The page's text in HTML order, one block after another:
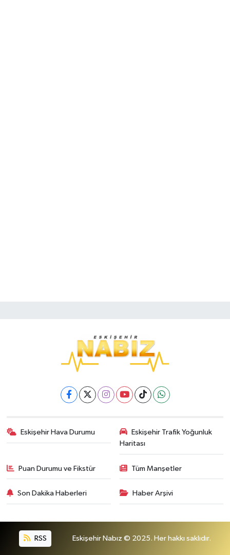
Eskişehir Hava Durumu
Eskişehir Trafik Yoğunluk
Haritası
Puan Durumu ve Fikstür Tüm Manşetler
Son Dakika Haberleri Haber Arşivi
RSS Eskişehir Nabız © 2025. Her hakkı saklıdır.